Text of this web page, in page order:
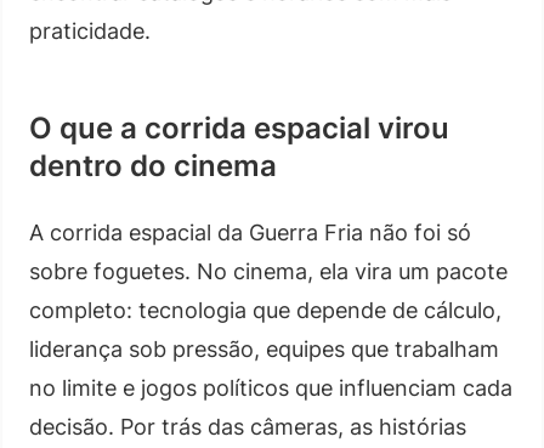
praticidade.
O que a corrida espacial virou
dentro do cinema
A corrida espacial da Guerra Fria não foi só
sobre foguetes. No cinema, ela vira um pacote
completo: tecnologia que depende de cálculo,
liderança sob pressão, equipes que trabalham
no limite e jogos políticos que influenciam cada
decisão. Por trás das câmeras, as histórias